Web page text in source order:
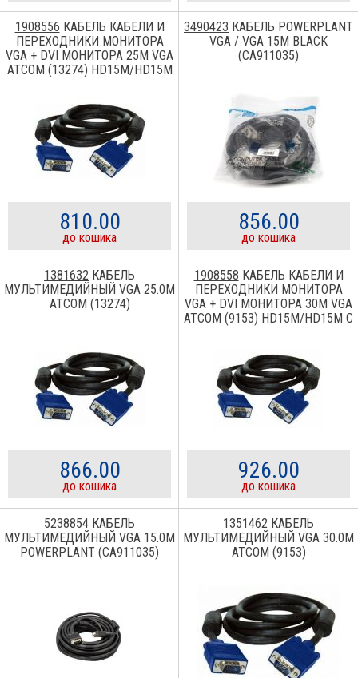
1908556 КАБЕЛЬ КАБЕЛИ И
ПЕРЕХОДНИКИ МОНИТОРА
VGA + DVI МОНИТОРА 25М VGA
ATCOM (13274) HD15M/HD15M
810.00
до кошика
3490423 КАБЕЛЬ POWERPLANT
VGA / VGA 15M BLACK
(CA911035)
856.00
до кошика
1381632 КАБЕЛЬ
МУЛЬТИМЕДИЙНЫЙ VGA 25.0M
ATCOM (13274)
866.00
до кошика
1908558 КАБЕЛЬ КАБЕЛИ И
ПЕРЕХОДНИКИ МОНИТОРА
VGA + DVI МОНИТОРА 30М VGA
ATCOM (9153) HD15M/HD15M С
926.00
до кошика
5238854 КАБЕЛЬ
МУЛЬТИМЕДИЙНЫЙ VGA 15.0M
POWERPLANT (CA911035)
1351462 КАБЕЛЬ
МУЛЬТИМЕДИЙНЫЙ VGA 30.0M
ATCOM (9153)